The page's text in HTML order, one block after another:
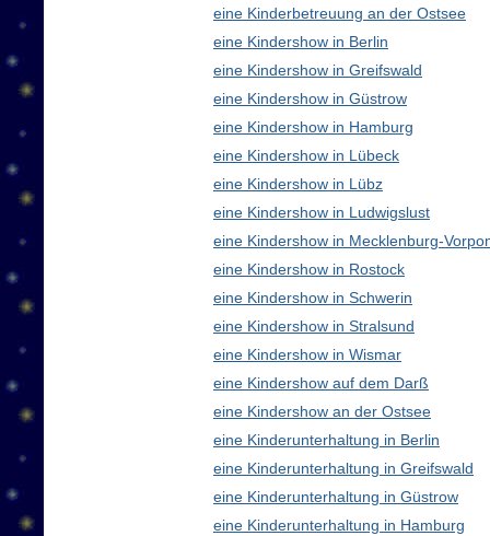
eine Kinderbetreuung an der Ostsee
eine Kindershow in Berlin
eine Kindershow in Greifswald
eine Kindershow in Güstrow
eine Kindershow in Hamburg
eine Kindershow in Lübeck
eine Kindershow in Lübz
eine Kindershow in Ludwigslust
eine Kindershow in Mecklenburg-
eine Kindershow in Rostock
eine Kindershow in Schwerin
eine Kindershow in Stralsund
eine Kindershow in Wismar
eine Kindershow auf dem Darß
eine Kindershow an der Ostsee
eine Kinderunterhaltung in Berlin
eine Kinderunterhaltung in Greifswald
eine Kinderunterhaltung in Güstrow
eine Kinderunterhaltung in Hamburg